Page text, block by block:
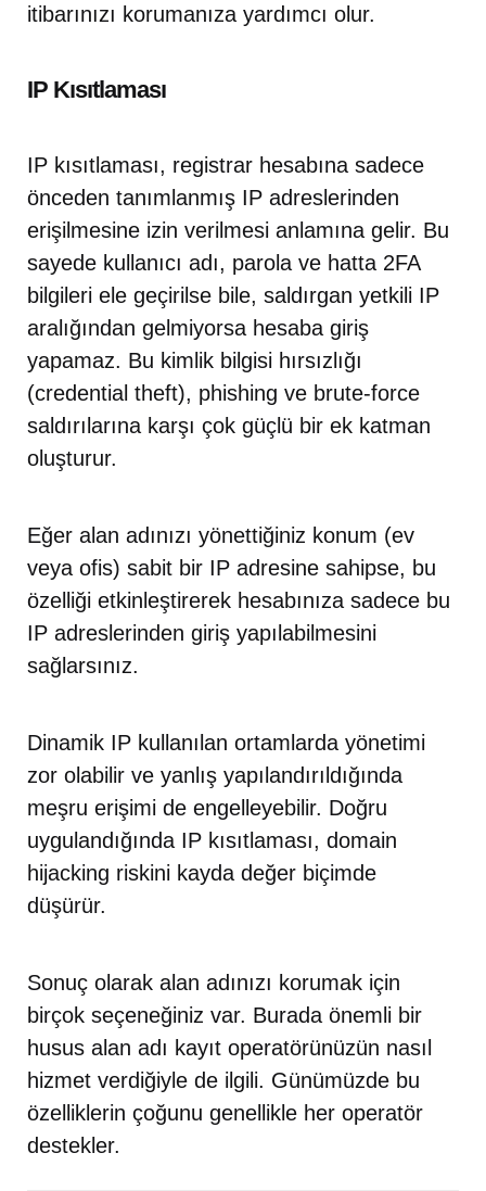
itibarınızı korumanıza yardımcı olur.
IP Kısıtlaması
IP kısıtlaması, registrar hesabına sadece
önceden tanımlanmış IP adreslerinden
erişilmesine izin verilmesi anlamına gelir. Bu
sayede kullanıcı adı, parola ve hatta 2FA
bilgileri ele geçirilse bile, saldırgan yetkili IP
aralığından gelmiyorsa hesaba giriş
yapamaz. Bu kimlik bilgisi hırsızlığı
(credential theft), phishing ve brute-force
saldırılarına karşı çok güçlü bir ek katman
oluşturur.
Eğer alan adınızı yönettiğiniz konum (ev
veya ofis) sabit bir IP adresine sahipse, bu
özelliği etkinleştirerek hesabınıza sadece bu
IP adreslerinden giriş yapılabilmesini
sağlarsınız.
Dinamik IP kullanılan ortamlarda yönetimi
zor olabilir ve yanlış yapılandırıldığında
meşru erişimi de engelleyebilir. Doğru
uygulandığında IP kısıtlaması, domain
hijacking riskini kayda değer biçimde
düşürür.
Sonuç olarak alan adınızı korumak için
birçok seçeneğiniz var. Burada önemli bir
husus alan adı kayıt operatörünüzün nasıl
hizmet verdiğiyle de ilgili. Günümüzde bu
özelliklerin çoğunu genellikle her operatör
destekler.